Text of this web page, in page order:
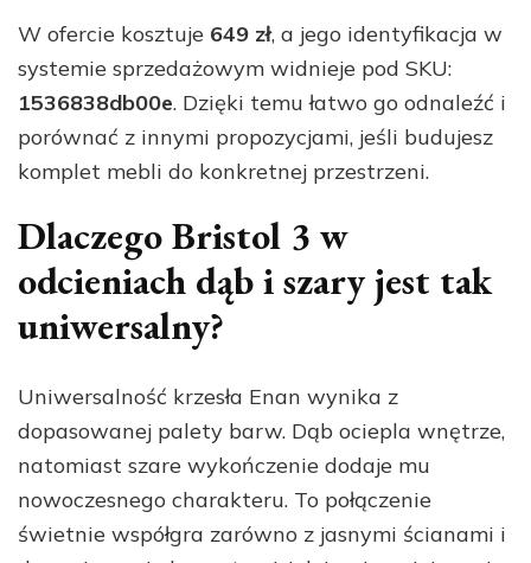
W ofercie kosztuje 649 zł, a jego identyfikacja w
systemie sprzedażowym widnieje pod SKU:
1536838db00e. Dzięki temu łatwo go odnaleźć i
porównać z innymi propozycjami, jeśli budujesz
komplet mebli do konkretnej przestrzeni.
Dlaczego Bristol 3 w
odcieniach dąb i szary jest tak
uniwersalny?
Uniwersalność krzesła Enan wynika z
dopasowanej palety barw. Dąb ociepla wnętrze,
natomiast szare wykończenie dodaje mu
nowoczesnego charakteru. To połączenie
świetnie współgra zarówno z jasnymi ścianami i